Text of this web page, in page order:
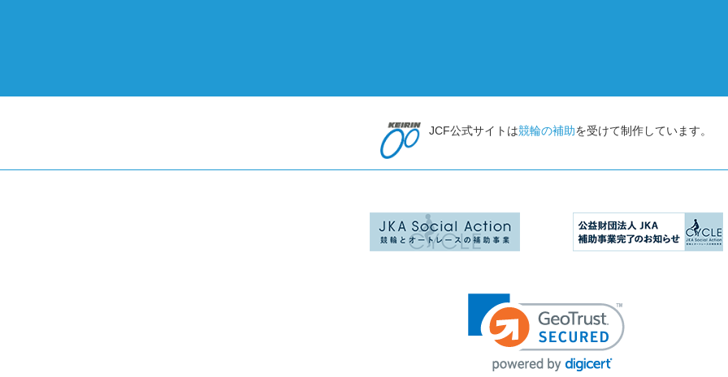
JCF公式サイトは競輪の補助を受けて制作しています。